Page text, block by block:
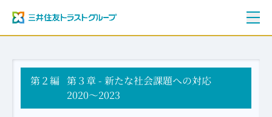
ご挨拶
三井住友トラストグループ100年史
資料編
年表
第２編 第３章 - 新たな社会課題への対応
2020～2023